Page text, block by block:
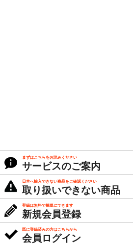
まずはこちらをお読みください
サービスのご案内
日本へ輸入できない商品をご確認ください
取り扱いできない商品
登録は無料で簡単にできます
新規会員登録
既に登録済みの方はこちらから
会員ログイン